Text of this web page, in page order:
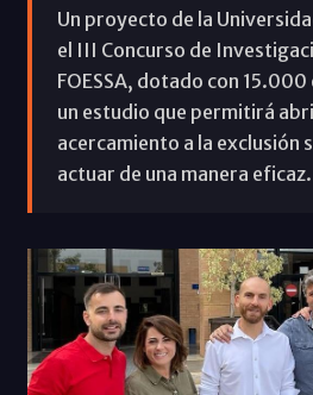
Un proyecto de la
el III Concurso de
FOESSA, dotado con
un estudio que permitirá
acercamiento a la exclusión
actuar de una manera eficaz.